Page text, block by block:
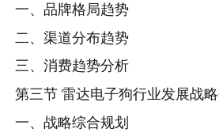
一、品牌格局趋势
二、渠道分布趋势
三、消费趋势分析
第三节 雷达电子狗行业发展战
一、战略综合规划